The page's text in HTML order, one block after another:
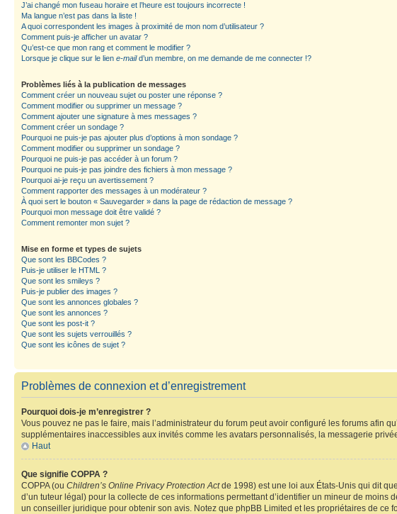
J’ai changé mon fuseau horaire et l’heure est toujours incorrecte !
Ma langue n’est pas dans la liste !
A quoi correspondent les images à proximité de mon nom d’utilisateur ?
Comment puis-je afficher un avatar ?
Qu’est-ce que mon rang et comment le modifier ?
Lorsque je clique sur le lien e-maild’un membre, on me demande de me connecter !?
Problèmes liés à la publication de messages
Comment créer un nouveau sujet ou poster une réponse ?
Comment modifier ou supprimer un message ?
Comment ajouter une signature à mes messages ?
Comment créer un sondage ?
Pourquoi ne puis-je pas ajouter plus d’options à mon sondage ?
Comment modifier ou supprimer un sondage ?
Pourquoi ne puis-je pas accéder à un forum ?
Pourquoi ne puis-je pas joindre des fichiers à mon message ?
Pourquoi ai-je reçu un avertissement ?
Comment rapporter des messages à un modérateur ?
À quoi sert le bouton « Sauvegarder » dans la page de rédaction de message ?
Pourquoi mon message doit être validé ?
Comment remonter mon sujet ?
Mise en forme et types de sujets
Que sont les BBCodes ?
Puis-je utiliser le HTML ?
Que sont les smileys ?
Puis-je publier des images ?
Que sont les annonces globales ?
Que sont les annonces ?
Que sont les post-it ?
Que sont les sujets verrouillés ?
Que sont les icônes de sujet ?
Problèmes de connexion et d’enregistrement
Pourquoi dois-je m’enregistrer ?
Vous pouvez ne pas le faire, mais l’administrateur du forum peut avoir configuré les forums afin
supplémentaires inaccessibles aux invités comme les avatars personnalisés, la messagerie
Haut
Que signifie COPPA ?
COPPA (ou Children’s Online Privacy Protection Actde 1998) est une loi aux États-Unis qui dit
d’un tuteur légal) pour la collecte de ces informations permettant d’identifier un mineur de
un conseiller juridique pour obtenir son avis. Notez que phpBB Limited et les propriétaires de